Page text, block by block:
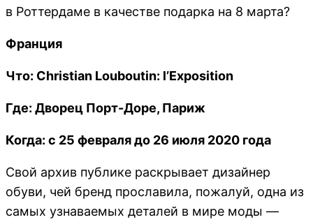
в Роттердаме в качестве подарка на 8 марта?
Франция
Что: Christian Louboutin: l’Exposition
Где: Дворец Порт-Доре, Париж
Когда: с 25 февраля до 26 июля 2020 года
Свой архив публике раскрывает дизайнер
обуви, чей бренд прославила, пожалуй, одна из
самых узнаваемых деталей в мире моды —